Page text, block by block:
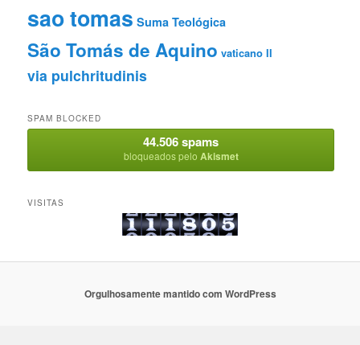
sao tomas Suma Teológica
São Tomás de Aquino vaticano II
via pulchritudinis
SPAM BLOCKED
44.506 spams
bloqueados pelo Akismet
VISITAS
Orgulhosamente mantido com WordPress